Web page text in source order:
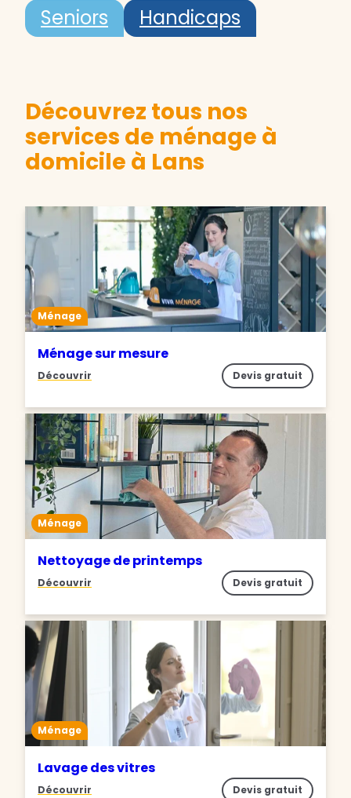
Seniors Handicaps
Découvrez tous nos
services de ménage à
domicile à Lans
Ménage
Ménage sur mesure
Découvrir Devis gratuit
Ménage
Nettoyage de printemps
Découvrir Devis gratuit
Ménage
Lavage des vitres
Découvrir Devis gratuit